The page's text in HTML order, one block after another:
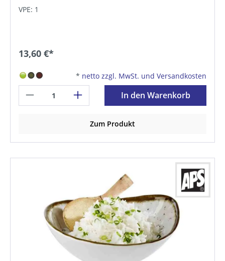
VPE: 1
13,60 €*
* netto zzgl. MwSt. und Versandkosten
In den Warenkorb
Zum Produkt